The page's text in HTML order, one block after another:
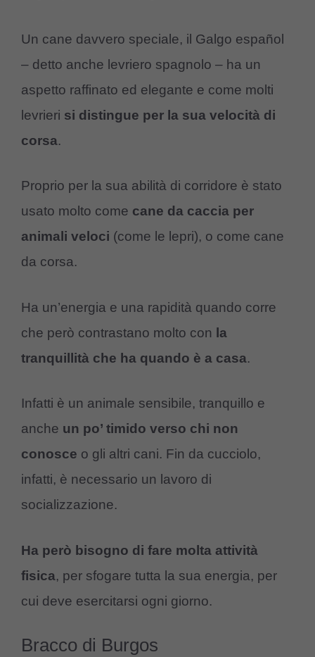
Un cane davvero speciale, il Galgo español
– detto anche levriero spagnolo – ha un
aspetto raffinato ed elegante e come molti
levrieri si distingue per la sua velocità di
corsa.
Proprio per la sua abilità di corridore è stato
usato molto come cane da caccia per
animali veloci (come le lepri), o come cane
da corsa.
Ha un’energia e una rapidità quando corre
che però contrastano molto con la
tranquillità che ha quando è a casa.
Infatti è un animale sensibile, tranquillo e
anche un po’ timido verso chi non
conosce o gli altri cani. Fin da cucciolo,
infatti, è necessario un lavoro di
socializzazione.
Ha però bisogno di fare molta attività
fisica, per sfogare tutta la sua energia, per
cui deve esercitarsi ogni giorno.
Bracco di Burgos